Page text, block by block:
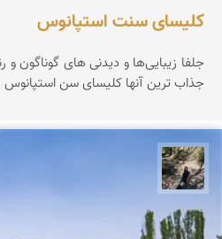
کلیسای سنت استپانوس
جلفا زیبایی‌ها و دیدنی های گوناگون و
جذاب ترین آنها کلیسای سن